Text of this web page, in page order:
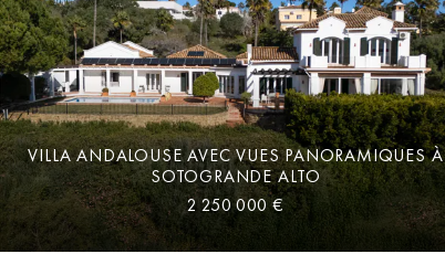
VILLA ANDALOUSE AVEC VUES PANORAMIQUES À
SOTOGRANDE ALTO
2 250 000 €